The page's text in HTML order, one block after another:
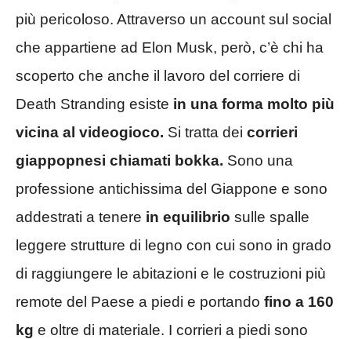
più pericoloso. Attraverso un account sul social
che appartiene ad Elon Musk, però, c’è chi ha
scoperto che anche il lavoro del corriere di
Death Stranding esiste in una forma molto più
vicina al videogioco. Si tratta dei corrieri
giappopnesi chiamati bokka. Sono una
professione antichissima del Giappone e sono
addestrati a tenere in equilibrio sulle spalle
leggere strutture di legno con cui sono in grado
di raggiungere le abitazioni e le costruzioni più
remote del Paese a piedi e portando fino a 160
kg e oltre di materiale. I corrieri a piedi sono